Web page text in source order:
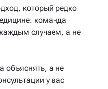
который редко
команда
случаем, а не
а не
у вас